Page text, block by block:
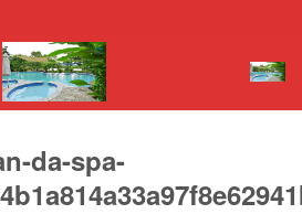
da-spa-